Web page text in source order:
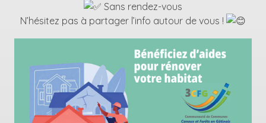
Sans rendez-vous
N’hésitez pas à partager l’info autour de vous !